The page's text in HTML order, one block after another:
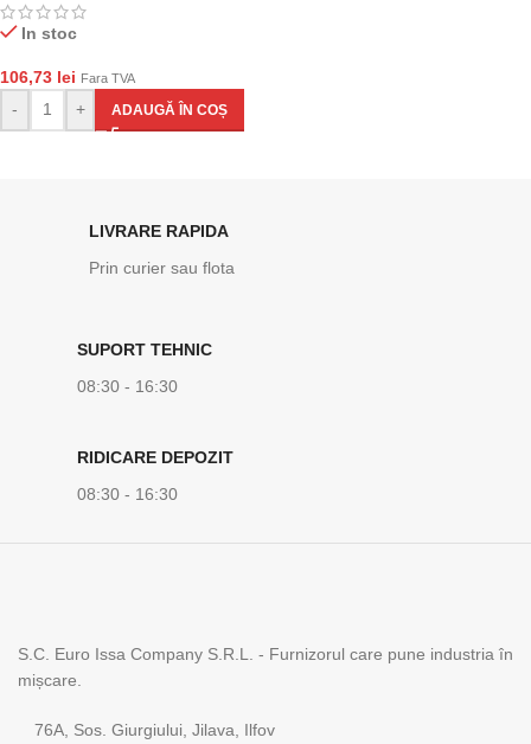
In stoc
106,73 lei Fara TVA
- + ADAUGĂ ÎN COȘ
LIVRARE RAPIDA
Prin curier sau flota
SUPORT TEHNIC
08:30 - 16:30
RIDICARE DEPOZIT
08:30 - 16:30
S.C. Euro Issa Company S.R.L. - Furnizorul care pune industria în
mișcare.
76A, Sos. Giurgiului, Jilava, Ilfov